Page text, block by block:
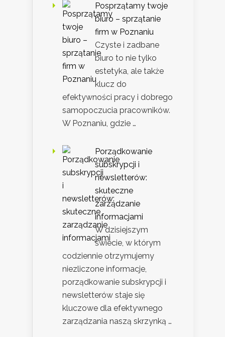
Posprzątamy twoje
biuro – sprzątanie
firm w Poznaniu
Czyste i zadbane
biuro to nie tylko
estetyka, ale także
klucz do
efektywności pracy i dobrego
samopoczucia pracowników.
W Poznaniu, gdzie …
Porządkowanie
subskrypcji i
newsletterów:
skuteczne
zarządzanie
informacjami
W dzisiejszym
świecie, w którym
codziennie otrzymujemy
niezliczone informacje,
porządkowanie subskrypcji i
newsletterów staje się
kluczowe dla efektywnego
zarządzania naszą skrzynką …